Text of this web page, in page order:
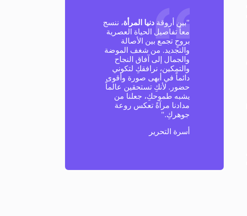
"بين أروقةدنيا المرأة، ننسج
معاً تفاصيل الحياة العصرية
بروحٍ تجمع بين الأصالة
والتجديد. من شغف الموضة
والجمال إلى آفاق النجاح
والتمكين، نرافقكِ لتكوني
دائماً في أبهى صورة وأقوى
حضور. لأنكِ تستحقين عالماً
يشبه طموحكِ، جعلنا من
مدادنا مرآةً تعكس روعة
جوهركِ."
أسرة التحرير